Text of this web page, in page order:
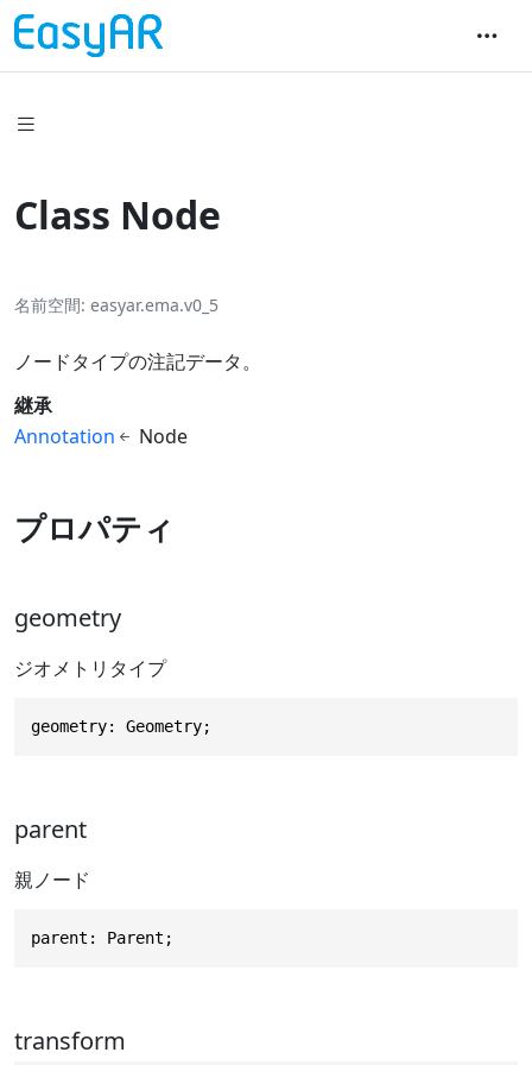
Class Node
名前空間 easyar.ema.v0_5
ノードタイプの注記データ。
継承
Annotation
Node
プロパティ
geometry
ジオメトリタイプ
geometry: Geometry;
parent
親ノード
parent: Parent;
transform